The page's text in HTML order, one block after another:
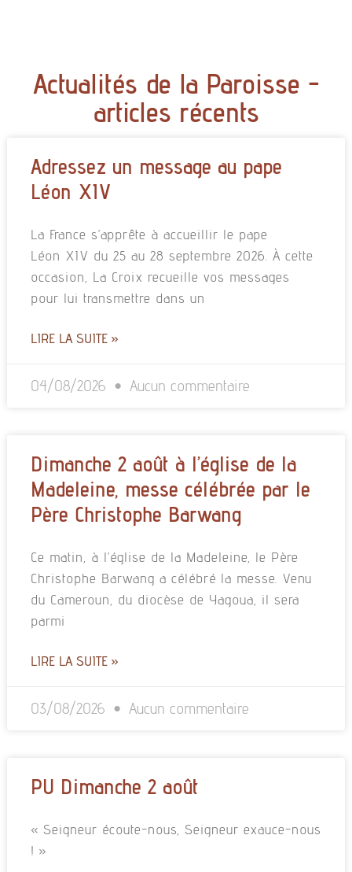
Actualités de la Paroisse -
articles récents
Adressez un message au pape
Léon XIV
La France s’apprête à accueillir le pape
Léon XIV du 25 au 28 septembre 2026. À cette
occasion, La Croix recueille vos messages
pour lui transmettre dans un
LIRE LA SUITE »
04/08/2026 Aucun commentaire
Dimanche 2 août à l’église de la
Madeleine, messe célébrée par le
Père Christophe Barwang
Ce matin, à l’église de la Madeleine, le Père
Christophe Barwang a célébré la messe. Venu
du Cameroun, du diocèse de Yagoua, il sera
parmi
LIRE LA SUITE »
03/08/2026 Aucun commentaire
PU Dimanche 2 août
« Seigneur écoute-nous, Seigneur exauce-nous
! »